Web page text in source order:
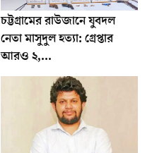
চট্টগ্রামের রাউজানে যুবদল
নেতা মাসুদুল হত্যা: গ্রেপ্তার
আরও ২,...